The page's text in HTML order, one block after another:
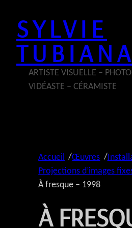
contenu
SYLVIE
TUBIANA
ARTISTE VISUELLE –
VIDÉASTE – CÉRAMISTE
Accueil /Œuvres /
Projections d’images
À fresque – 1998
À